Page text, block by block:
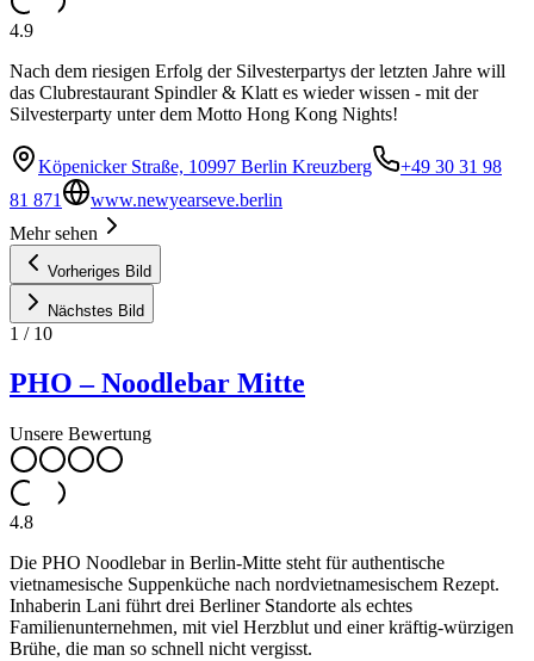
4.9
Nach dem riesigen Erfolg der Silvesterpartys der letzten Jahre will
das Clubrestaurant Spindler & Klatt es wieder wissen - mit der
Silvesterparty unter dem Motto Hong Kong Nights!
Köpenicker Straße, 10997 Berlin Kreuzberg
+49 30 31 98
81 871
www.newyearseve.berlin
Mehr sehen
Vorheriges Bild
Nächstes Bild
1 / 10
PHO – Noodlebar Mitte
Unsere Bewertung
4.8
Die PHO Noodlebar in Berlin-Mitte steht für authentische
vietnamesische Suppenküche nach nordvietnamesischem Rezept.
Inhaberin Lani führt drei Berliner Standorte als echtes
Familienunternehmen, mit viel Herzblut und einer kräftig-würzigen
Brühe, die man so schnell nicht vergisst.